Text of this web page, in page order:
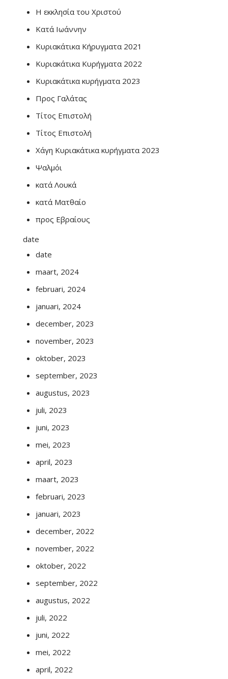
Η εκκλησία του Χριστού
Κατά Ιωάννην
Κυριακάτικα Κήρυγματα 2021
Κυριακάτικα Κυρήγματα 2022
Κυριακάτικα κυρήγματα 2023
Προς Γαλάτας
Τίτος Επιστολή
Τίτος Επιστολή
Χάγη Κυριακάτικα κυρήγματα 2023
Ψαλμόι
κατά Λουκά
κατά Ματθαίο
προς Εβραίους
date
date
maart, 2024
februari, 2024
januari, 2024
december, 2023
november, 2023
oktober, 2023
september, 2023
augustus, 2023
juli, 2023
juni, 2023
mei, 2023
april, 2023
maart, 2023
februari, 2023
januari, 2023
december, 2022
november, 2022
oktober, 2022
september, 2022
augustus, 2022
juli, 2022
juni, 2022
mei, 2022
april, 2022